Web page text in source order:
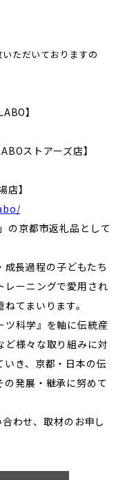
ただいておりますの
】
ストアーズ店】
】
」の京都市返礼品として
長過程の子どもたち
レーニングで愛用され
てまいります。
科学』を軸に伝統産
ど様々な取り組みに対
いき、京都・日本の伝
発展・継承に努めて
わせ、取材のお申し